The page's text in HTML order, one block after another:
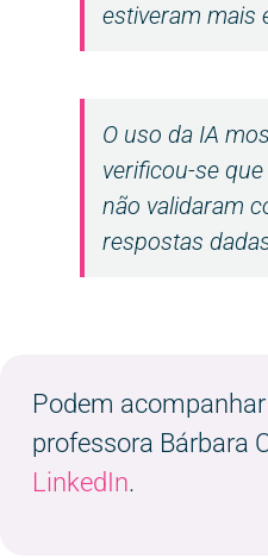
estiveram mais
O uso da IA
verificou-se
não validaram
respostas
Podem
professora Bárbara
LinkedIn.